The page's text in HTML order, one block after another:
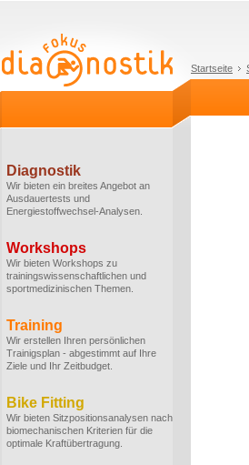
Startseite
Diagnostik
Wir bieten ein breites Angebot an
Ausdauertests und
Energiestoffwechsel-Analysen.
Workshops
Wir bieten Workshops zu
trainingswissenschaftlichen und
sportmedizinischen Themen.
Training
Wir erstellen Ihren persönlichen
Trainigsplan - abgestimmt auf Ihre
Ziele und Ihr Zeitbudget.
Bike Fitting
Wir bieten Sitzpositionsanalysen nach
biomechanischen Kriterien für die
optimale Kraftübertragung.